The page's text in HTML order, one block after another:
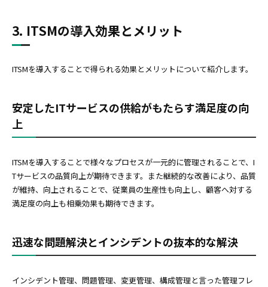
3. ITSMの導入効果とメリット
ITSMを導入することで得られる効果とメリットについて紹介します。
安定したITサービスの供給がもたらす満足度の向
上
ITSMを導入することで様々なプロセスが一元的に管理されることで、I
Tサービスの品質向上が期待できます。また継続的な改善により、品質
が維持、向上されることで、従業員の生産性も向上し、顧客へ対する
満足度の向上も相乗効果も期待できます。
迅速な問題解決とインシデントの抜本的な解決
インシデント管理、問題管理、変更管理、構成管理と言った管理フレ